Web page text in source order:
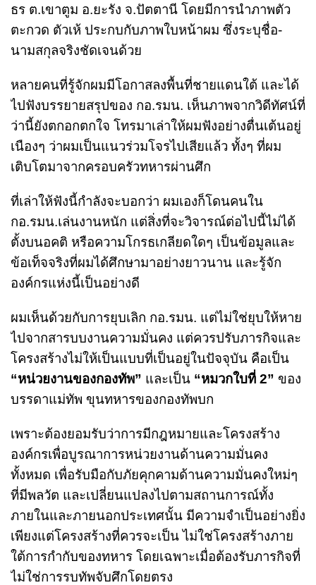
ธร ต.เขาตูม อ.ยะรัง จ.ปัตตานี โดยมีการนำภาพตัว
ตะกวด ตัวเห้ ประกบกับภาพใบหน้าผม ซึ่งระบุชื่อ-
นามสกุลจริงชัดเจนด้วย
หลายคนที่รู้จักผมมีโอกาสลงพื้นที่ชายแดนใต้ และได้
ไปฟังบรรยายสรุปของ กอ.รมน. เห็นภาพจากวิดีทัศน์ที่
ว่านี้ยังตกอกตกใจ โทรมาเล่าให้ผมฟังอย่างตื่นเต้นอยู่
เนืองๆ ว่าผมเป็นแนวร่วมโจรไปเสียแล้ว ทั้งๆ ที่ผม
เติบโตมาจากครอบครัวทหารผ่านศึก
ที่เล่าให้ฟังนี้กำลังจะบอกว่า ผมเองก็โดนคนใน
กอ.รมน.เล่นงานหนัก แต่สิ่งที่จะวิจารณ์ต่อไปนี้ไม่ได้
ตั้งบนอคติ หรือความโกรธเกลียดใดๆ เป็นข้อมูลและ
ข้อเท็จจริงที่ผมได้ศึกษามาอย่างยาวนาน และรู้จัก
องค์กรแห่งนี้เป็นอย่างดี
ผมเห็นด้วยกับการยุบเลิก กอ.รมน. แต่ไม่ใช่ยุบให้หาย
ไปจากสารบบงานความมั่นคง แต่ควรปรับภารกิจและ
โครงสร้างไม่ให้เป็นแบบที่เป็นอยู่ในปัจจุบัน คือเป็น
“หน่วยงานของกองทัพ” และเป็น “หมวกใบที่ 2” ของ
บรรดาแม่ทัพ ขุนทหารของกองทัพบก
เพราะต้องยอมรับว่าการมีกฎหมายและโครงสร้าง
องค์กรเพื่อบูรณาการหน่วยงานด้านความมั่นคง
ทั้งหมด เพื่อรับมือกับภัยคุกคามด้านความมั่นคงใหม่ๆ
ที่มีพลวัต และเปลี่ยนแปลงไปตามสถานการณ์ทั้ง
ภายในและภายนอกประเทศนั้น มีความจำเป็นอย่างยิ่ง
เพียงแต่โครงสร้างที่ควรจะเป็น ไม่ใช่โครงสร้างภาย
ใต้การกำกับของทหาร โดยเฉพาะเมื่อต้องรับภารกิจที่
ไม่ใช่การรบทัพจับศึกโดยตรง